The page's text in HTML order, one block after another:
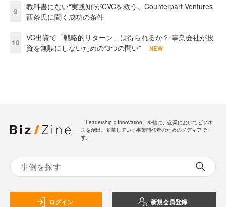
9
教科書にない“実践知”がCVCを救う。Counterpart Ventures
西条氏に聞く成功の条件
10
VC出資で「戦略的リターン」は得られるか？ 事業会社が投
資を無駄にしないための“3つの問い”
NEW
「Leadership ☓ Innovation」を軸に、企業においてビジネ
スを創出、変革していく事業開発者のためのメディアで
す。
ログイン 新規会員登録